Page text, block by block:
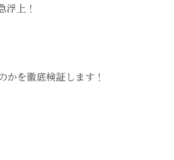
浮上！
を徹底検証します！